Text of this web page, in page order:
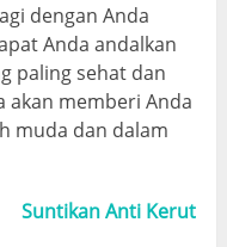
dengan Anda
Anda andalkan
paling sehat dan
akan memberi Anda
muda dan dalam
Suntikan Anti Kerut